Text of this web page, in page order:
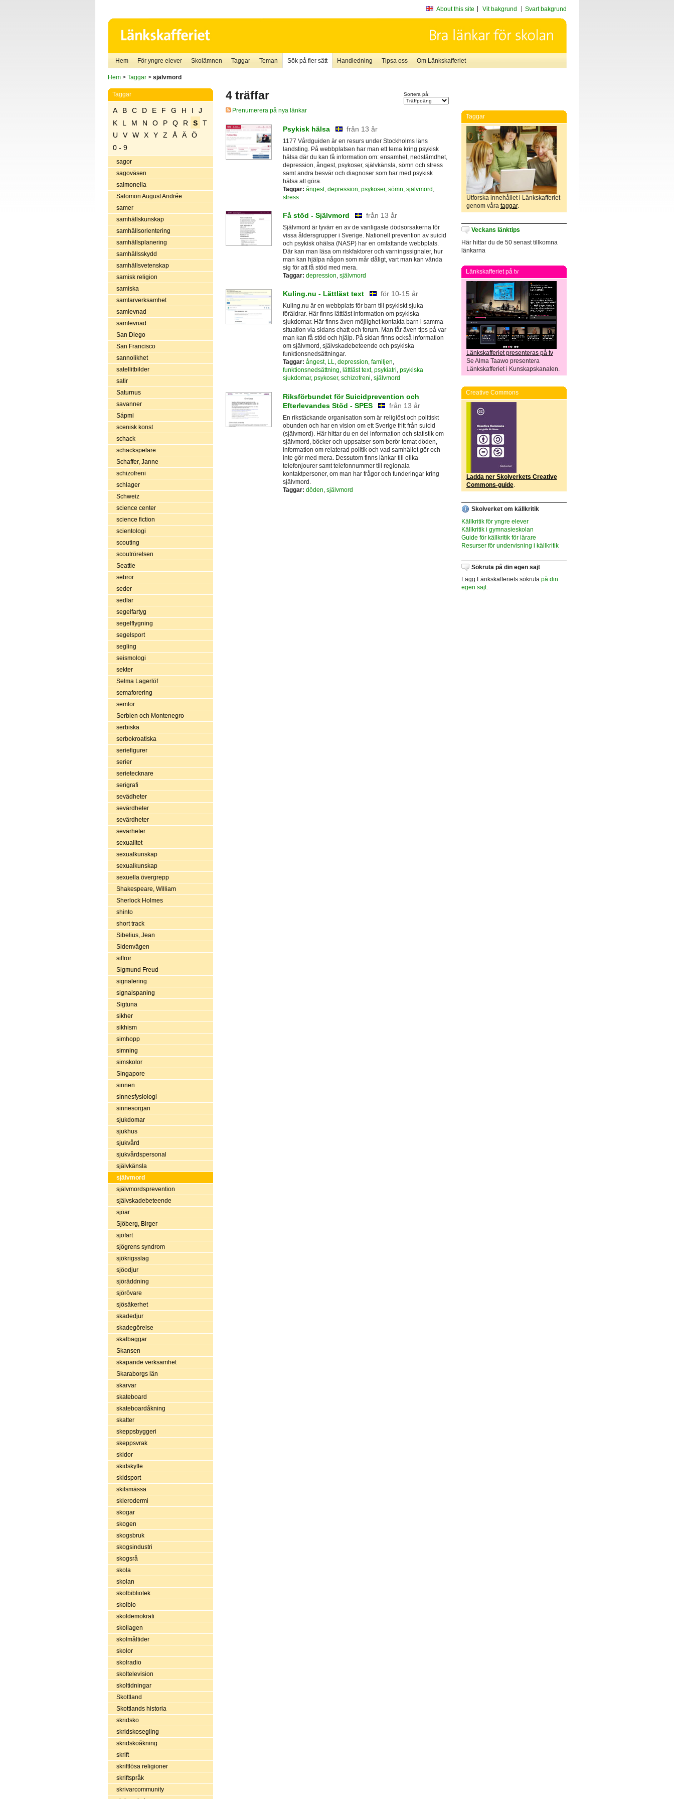
About this site Vit bakgrund Svart bakgrund
Hem För yngre elever Skolämnen Taggar Teman Sök på fler sätt Handledning Tipsa oss Om Länkskafferiet
Hem> Taggar> självmord
Taggar
A B C D E F G H I
J
K
L M N O P Q R S
T
U
V W X Y Z Å Ä
Ö
0 - 9
sagor
sagoväsen
salmonella
Salomon August Andrée
samer
samhällskunskap
samhällsorientering
samhällsplanering
samhällsskydd
samhällsvetenskap
samisk religion
samiska
samlarverksamhet
samlevnad
samlevnad
San Diego
San Francisco
sannolikhet
satellitbilder
satir
Saturnus
savanner
Sápmi
scenisk konst
schack
schackspelare
Schaffer, Janne
schizofreni
schlager
Schweiz
science center
science fiction
scientologi
scouting
scoutrörelsen
Seattle
sebror
seder
sedlar
segelfartyg
segelflygning
segelsport
segling
seismologi
sekter
Selma Lagerlöf
semaforering
semlor
Serbien och Montenegro
serbiska
serbokroatiska
seriefigurer
serier
serietecknare
serigrafi
sevädheter
sevärdheter
sevärdheter
sevärheter
sexualitet
sexualkunskap
sexualkunskap
sexuella övergrepp
Shakespeare, William
Sherlock Holmes
shinto
short track
Sibelius, Jean
Sidenvägen
siffror
Sigmund Freud
signalering
signalspaning
Sigtuna
sikher
sikhism
simhopp
simning
simskolor
Singapore
sinnen
sinnesfysiologi
sinnesorgan
sjukdomar
sjukhus
sjukvård
sjukvårdspersonal
självkänsla
självmord
självmordsprevention
självskadebeteende
sjöar
Sjöberg, Birger
sjöfart
sjögrens syndrom
sjökrigsslag
sjöodjur
sjöräddning
sjörövare
sjösäkerhet
skadedjur
skadegörelse
skalbaggar
Skansen
skapande verksamhet
Skaraborgs län
skarvar
skateboard
skateboardåkning
skatter
skeppsbyggeri
skeppsvrak
skidor
skidskytte
skidsport
skilsmässa
sklerodermi
skogar
skogen
skogsbruk
skogsindustri
skogsrå
skola
skolan
skolbibliotek
skolbio
skoldemokrati
skollagen
skolmåltider
skolor
skolradio
skoltelevision
skoltidningar
Skottland
Skottlands historia
skridsko
skridskosegling
skridskoåkning
skrift
skriftlösa religioner
skriftspråk
skrivarcommunity
4 träffar Sortera på:
Prenumerera på nya länkar
Psykisk hälsa från 13 år
1177 Vårdguiden är en resurs under Stockholms läns
landsting. På webbplatsen har man ett tema kring psykisk
hälsa där du kan få information om: ensamhet, nedstämdhet,
depression, ångest, psykoser, självkänsla, sömn och stress
samt andra besvär och diagnoser som har med psykisk
hälsa att göra.
Taggar: ångest, depression psykoser, sömn självmord
stress
Få stöd - Självmord från 13 år
Självmord är tyvärr en av de vanligaste dödsorsakerna för
vissa åldersgrupper i Sverige. Nationell prevention av suicid
och psykisk ohälsa (NASP) har en omfattande webbplats.
Där kan man läsa om riskfaktorer och varningssignaler, hur
man kan hjälpa någon som mår dåligt, vart man kan vända
sig för att få stöd med mera.
Taggar: depression, självmord
Kuling.nu - Lättläst text för 10-15 år
Kuling.nu är en webbplats för barn till psykiskt sjuka
föräldrar. Här finns lättläst information om psykiska
sjukdomar. Här finns även möjlighet kontakta barn i samma
situation via sidans chatt och forum. Man får även tips på var
man kan få stöd och hjälp. På sidan finns också information
om självmord, självskadebeteende och psykiska
funktionsnedsättningar.
Taggar: ångest, LL, depression, familjen,
funktionsnedsättning, lättläst text, psykiatri, psykiska
sjukdomar, psykoser, schizofreni, självmord
Riksförbundet för Suicidprevention och
Efterlevandes Stöd - SPES
från 13 år
En rikstäckande organisation som är religiöst och politiskt
obunden och har en vision om ett Sverige fritt från suicid
(självmord). Här hittar du en del information och statistik om
självmord, böcker och uppsatser som berör temat döden,
information om relaterad politik och vad samhället gör och
inte gör med mera. Dessutom finns länkar till olika
telefonjourer samt telefonnummer till regionala
kontaktpersoner, om man har frågor och funderingar kring
självmord.
Taggar: döden, självmord
Taggar
Utforska innehållet i Länkskafferiet
genom våra taggar.
Veckans länktips
Här hittar du de 50 senast tillkomna
länkarna
Länkskafferiet på tv
Länkskafferiet presenteras på tv
Se Alma Taawo presentera
Länkskafferiet i Kunskapskanalen.
Creative Commons
Ladda ner Skolverkets Creative
Commons-guide.
Skolverket om källkritik
Källkritik för yngre elever
Källkritik i gymnasieskolan
Guide för källkritik för lärare
Resurser för undervisning i källkritik
Sökruta på din egen sajt
Lägg Länkskafferiets sökruta på din
egen sajt.